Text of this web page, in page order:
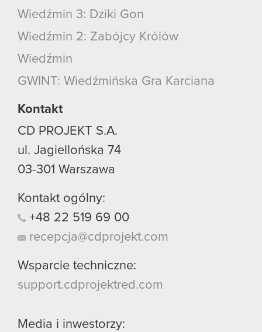
Wiedźmin 3: Dziki Gon
Wiedźmin 2: Zabójcy Królów
Wiedźmin
GWINT: Wiedźmińska Gra Karciana
Kontakt
CD PROJEKT S.A.
ul. Jagiellońska 74
03-301 Warszawa
Kontakt ogólny:
+48 22 519 69 00
recepcja@cdprojekt.com
Wsparcie techniczne:
support.cdprojektred.com
Media i inwestorzy: